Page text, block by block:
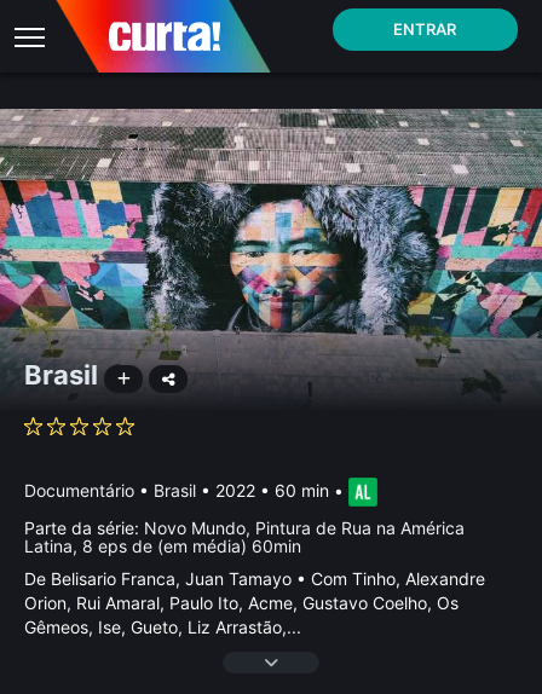
ENTRAR
Brasil
Documentário • Brasil • 2022 • 60 min •
Parte da série: Novo Mundo, Pintura de Rua na América
Latina, 8 eps de (em média) 60min
De Belisario Franca, Juan Tamayo • Com Tinho, Alexandre
Orion, Rui Amaral, Paulo Ito, Acme, Gustavo Coelho, Os
Gêmeos, Ise, Gueto, Liz Arrastão,...